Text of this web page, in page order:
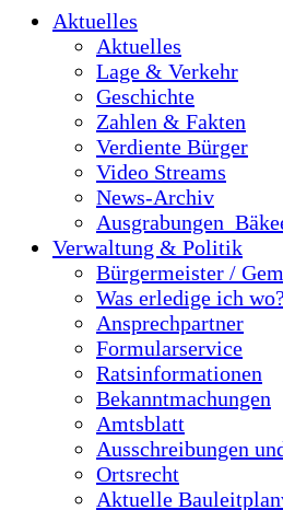
Aktuelles
Aktuelles
Lage & Verkehr
Geschichte
Zahlen & Fakten
Verdiente Bürger
Video Streams
News-Archiv
Verwaltung & Politik
Bürgermeister /
Was erledige ich wo?
Ansprechpartner
Formularservice
Ratsinformationen
Bekanntmachungen
Amtsblatt
Ausschreibungen
Ortsrecht
Aktuelle